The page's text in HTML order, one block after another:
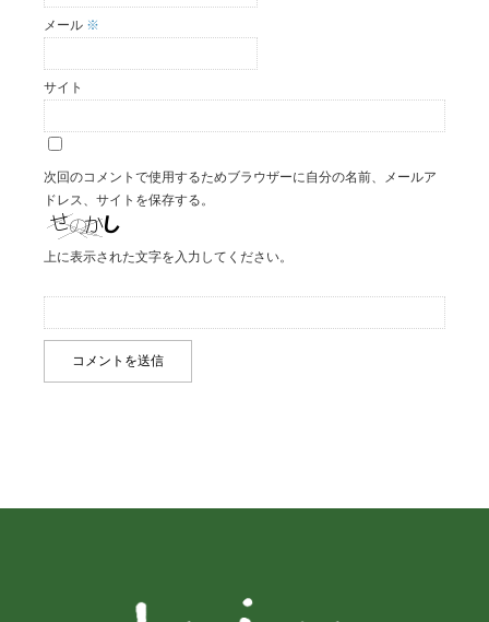
メール ※
サイト
次回のコメントで使用するためブラウザーに自分の名前、メールア
ドレス、サイトを保存する。
上に表示された文字を入力してください。